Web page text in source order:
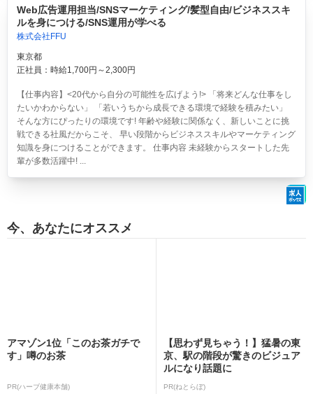
Web広告運用担当/SNSマーケティング/髪型自由/ビジネススキ
ルを身につける/SNS運用が学べる
株式会社FFU
東京都
正社員：時給1,700円～2,300円
【仕事内容】<20代から自分の可能性を広げよう!> 「将来どんな仕事をし
たいかわからない」 「若いうちから成長できる環境で経験を積みたい」
そんな方にぴったりの環境です! 年齢や経験に関係なく、新しいことに挑
戦できる社風だからこそ、 早い段階からビジネススキルやマーケティング
知識を身につけることができます。 仕事内容 未経験からスタートした先
輩が多数活躍中! ...
今、あなたにオススメ
アマゾン1位「このお茶ガチで
す」噂のお茶
PR(ハーブ健康本舗)
【思わず見ちゃう！】猛暑の東
京、駅の階段が驚きのビジュア
ルになり話題に
PR(ねとらぼ)